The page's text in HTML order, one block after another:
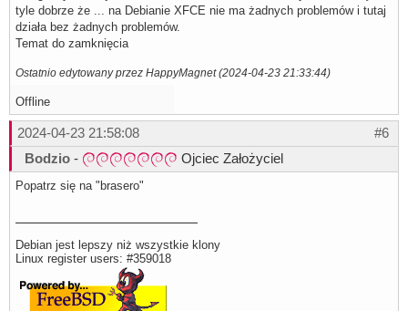
tyle dobrze że ... na Debianie XFCE nie ma żadnych problemów i tutaj
działa bez żadnych problemów.
Temat do zamknięcia
Ostatnio edytowany przez HappyMagnet (2024-04-23 21:33:44)
Offline
#6
2024-04-23 21:58:08
Bodzio - Ojciec Założyciel
Popatrz się na "brasero"
Debian jest lepszy niż wszystkie klony
Linux register users: #359018